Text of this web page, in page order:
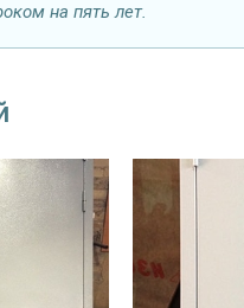
на пять лет.